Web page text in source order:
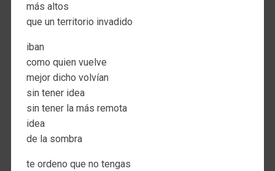
más altos
que un territorio invadido
iban
como quien vuelve
mejor dicho volvían
sin tener idea
sin tener la más remota
idea
de la sombra
te ordeno que no tengas